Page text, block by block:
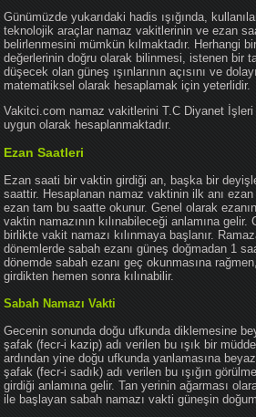
Günümüzde yukarıdaki hadis ışığında,
teknolojik araçlar namaz vakitlerinin ve ezan
belirlenmesini mümkün kılmaktadır. Herhangi
değerlerinin doğru olarak bilinmesi, istenen bir
düşecek olan güneş ışınlarının açısını ve
matematiksel olarak hesaplamak için yeterlidir.
Vakitci.com namaz vakitlerini T.C Diyanet İşleri
uygun olarak hesaplanmaktadır.
Ezan Saatleri
Ezan saati bir vaktin girdiği an, başka bir
saattir. Hesaplanan namaz vaktinin ilk anı
ezan tam bu saatte okunur. Genel olarak
vaktin namazının kılınabileceği anlamına
birlikte vakit namazı kılınmaya başlanır.
dönemlerde sabah ezanı güneş doğmadan 1
dönemde sabah ezanı geç okunmasına
girdikten hemen sonra kılınabilir.
Sabah Namazı Vakti
Gecenin sonunda doğu ufkunda diklemesine
şafak (fecr-i kazip) adı verilen bu ışık bir
ardından yine doğu ufkunda yanlamasına
şafak (fecr-i sadık) adı verilen bu ışığın
girdiği anlamına gelir. Tan yerinin ağarması
ile başlayan sabah namazı vakti güneşin